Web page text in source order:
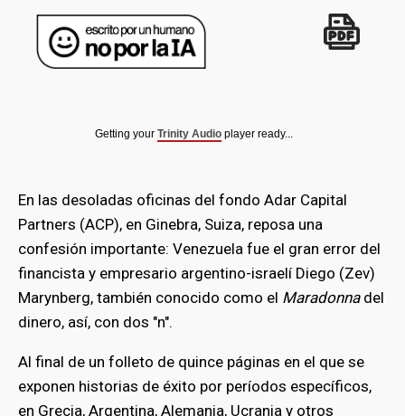
Getting your Trinity Audio player ready...
En las desoladas oficinas del fondo Adar Capital
Partners (ACP), en Ginebra, Suiza, reposa una
confesión importante: Venezuela fue el gran error del
financista y empresario argentino-israelí Diego (Zev)
Marynberg, también conocido como el Maradonnadel
dinero, así, con dos "n".
Al final de un folleto de quince páginas en el que se
exponen historias de éxito por períodos específicos,
en Grecia, Argentina, Alemania, Ucrania y otros